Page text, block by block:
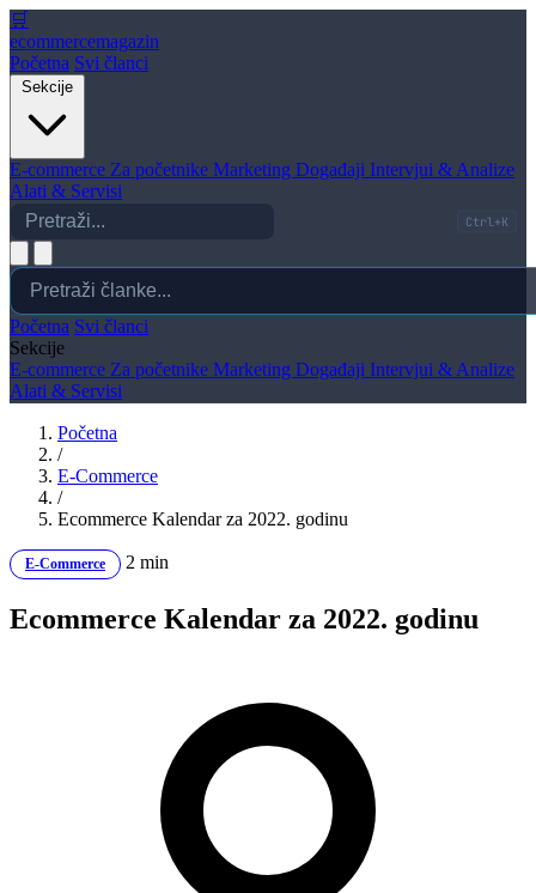
🛒
ecommercemagazin
Početna Svi članci
Sekcije
E-commerce Za početnike Marketing Događaji Intervjui & Analize
Alati & Servisi
Ctrl+K
Početna Svi članci
Sekcije
E-commerce Za početnike Marketing Događaji Intervjui & Analize
Alati & Servisi
Početna
/
E-Commerce
/
Ecommerce Kalendar za 2022. godinu
E-Commerce 2 min
Ecommerce Kalendar za 2022. godinu